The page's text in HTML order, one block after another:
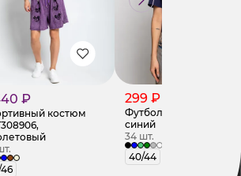
₽
костюм
299 ₽
Футболка #КТ1022 (2),
синий
34 шт.
40/44